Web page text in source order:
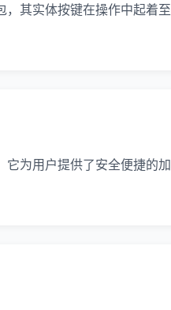
其实体按键在操作中起着至
为用户提供了安全便捷的加